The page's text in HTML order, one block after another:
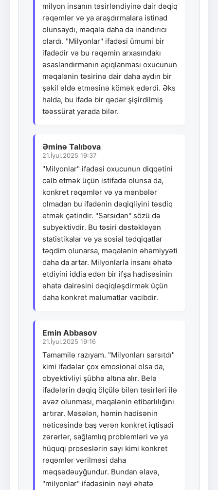
milyon insanın təsirləndiyinə dair dəqiq
rəqəmlər və ya araşdırmalara istinad
olunsaydı, məqalə daha da inandırıcı
olardı. "Milyonlar" ifadəsi ümumi bir
ifadədir və bu rəqəmin arxasındakı
əsaslandırmanın açıqlanması oxucunun
məqalənin təsirinə dair daha aydın bir
şəkil əldə etməsinə kömək edərdi. Əks
halda, bu ifadə bir qədər şişirdilmiş
təəssürat yarada bilər.
Əminə Talıbova
21.İyul.2025 19:37
"Milyonlar" ifadəsi oxucunun diqqətini
cəlb etmək üçün istifadə olunsa da,
konkret rəqəmlər və ya mənbələr
olmadan bu ifadənin dəqiqliyini təsdiq
etmək çətindir. "Sarsıdan" sözü də
subyektivdir. Bu təsiri dəstəkləyən
statistikalar və ya sosial tədqiqatlar
təqdim olunarsa, məqalənin əhəmiyyəti
daha da artar. Milyonlarla insanı əhatə
etdiyini iddia edən bir ifşa hadisəsinin
əhatə dairəsini dəqiqləşdirmək üçün
daha konkret məlumatlar vacibdir.
Emin Abbasov
21.İyul.2025 19:16
Tamamilə razıyam. "Milyonları sarsıtdı"
kimi ifadələr çox emosional olsa da,
obyektivliyi şübhə altına alır. Belə
ifadələrin dəqiq ölçülə bilən təsirləri ilə
əvəz olunması, məqalənin etibarlılığını
artırar. Məsələn, həmin hadisənin
nəticəsində baş verən konkret iqtisadi
zərərlər, sağlamlıq problemləri və ya
hüquqi proseslərin sayı kimi konkret
rəqəmlər verilməsi daha
məqsədəuyğundur. Bundan əlavə,
"milyonlar" ifadəsinin nəyi əhatə